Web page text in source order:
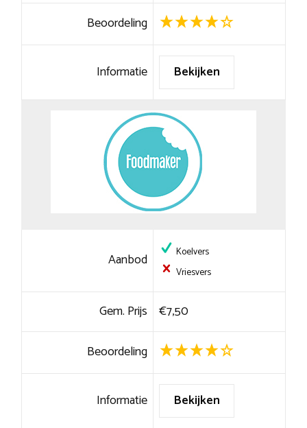
Beoordeling
Informatie Bekijken
Aanbod
Koelvers
Vriesvers
Gem. Prijs €7,50
Beoordeling
Informatie Bekijken